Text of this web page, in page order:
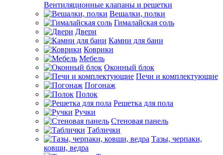
Вентиляционные клапаны и решетки
Вешалки, полки
Гималайская соль
Двери
Камни для бани
Коврики
Мебель
Оконный блок
Печи и комплектующие
Погонаж
Полок
Решетка для пола
Ручки
Стеновая панель
Таблички
Тазы, черпаки,
ковши, ведра